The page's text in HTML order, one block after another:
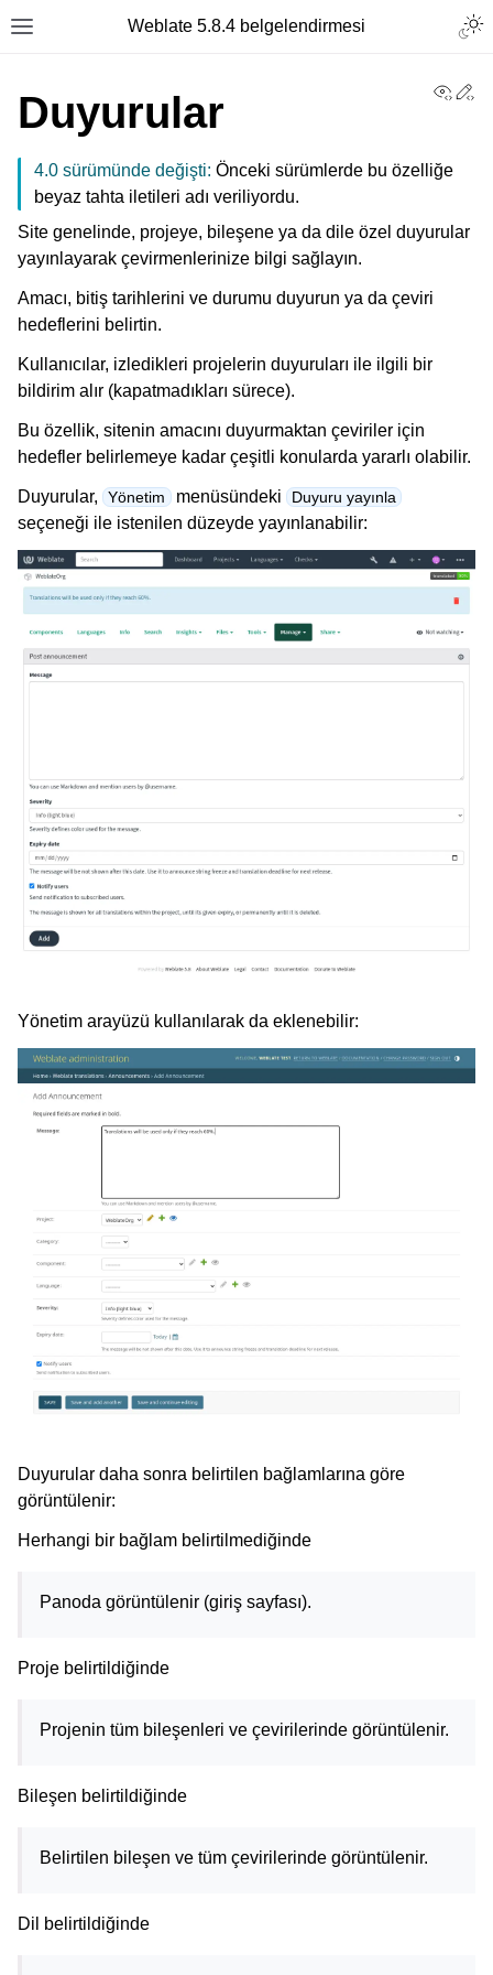
Toggle site navigation sidebar
Weblate 5.8.4 belgelendirmesi
navigation of Yapılandırma yönergesi
Duyurular
4.0 sürümünde değişti: Önceki sürümlerde bu özelliğe
beyaz tahta iletileri adı veriliyordu.
Site genelinde, projeye, bileşene ya da dile özel duyurular
yayınlayarak çevirmenlerinize bilgi sağlayın.
Amacı, bitiş tarihlerini ve durumu duyurun ya da çeviri
hedeflerini belirtin.
Kullanıcılar, izledikleri projelerin duyuruları ile ilgili bir
bildirim alır (kapatmadıkları sürece).
Bu özellik, sitenin amacını duyurmaktan çeviriler için
hedefler belirlemeye kadar çeşitli konularda yararlı olabilir.
Duyurular, Yönetim menüsündeki Duyuru yayınla
seçeneği ile istenilen düzeyde yayınlanabilir:
Yönetim arayüzü kullanılarak da eklenebilir:
Duyurular daha sonra belirtilen bağlamlarına göre
görüntülenir:
Herhangi bir bağlam belirtilmediğinde
Panoda görüntülenir (giriş sayfası).
Proje belirtildiğinde
Projenin tüm bileşenleri ve çevirilerinde görüntülenir.
Bileşen belirtildiğinde
Belirtilen bileşen ve tüm çevirilerinde görüntülenir.
Dil belirtildiğinde